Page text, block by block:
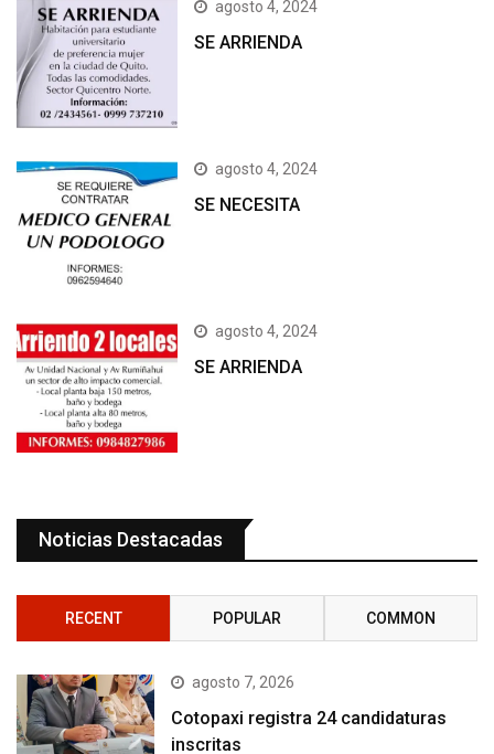
agosto 4, 2024
SE ARRIENDA
agosto 4, 2024
SE NECESITA
agosto 4, 2024
SE ARRIENDA
Noticias Destacadas
RECENT POPULAR COMMON
agosto 7, 2026
Cotopaxi registra 24 candidaturas
inscritas